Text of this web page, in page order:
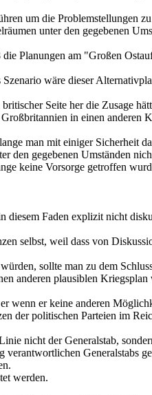
um die Problemstellungen
unter den gegebenen
Planungen am "Großen
wäre dieser
Seite her die Zusage
in einen
man mit einiger Sicherheit
den gegebenen Umständen
keine Vorsorge getroffen
Faden explizit nicht
selbst, weil dass von
sollte man zu dem
anderen plausiblen
wenn er keine anderen
der politischen Parteien im
nicht der Generalstab,
verantwortlichen
werden.